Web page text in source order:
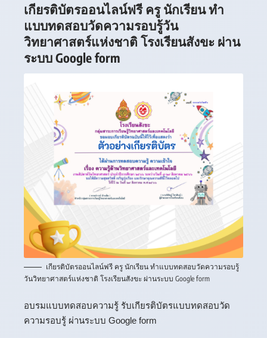
เกียรติบัตรออนไลน์ฟรี ครู นักเรียน ทำ
แบบทดสอบวัดความรอบรู้วัน
วิทยาศาสตร์แห่งชาติ โรงเรียนสังขะ ผ่าน
ระบบ Google form
เกียรติบัตรออนไลน์ฟรี ครู นักเรียน ทำแบบทดสอบวัดความรอบรู้
วันวิทยาศาสตร์แห่งชาติ โรงเรียนสังขะ ผ่านระบบ Google form
อบรมแบบทดสอบความรู้ รับเกียรติบัตรแบบทดสอบวัด
ความรอบรู้ ผ่านระบบ Google form